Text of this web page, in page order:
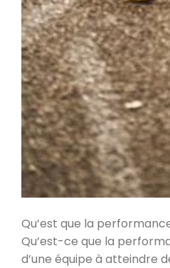
Qu’est que la
Qu’est-ce que la
d’une équipe à atteindre